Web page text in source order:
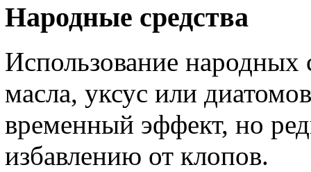
Народные средства
Использование народных
масла, уксус или
временный эффект, но
избавлению от клопов.